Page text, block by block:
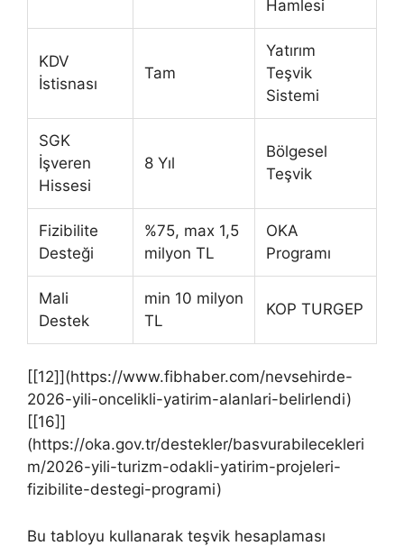
Hamlesi
KDV
İstisnası
Tam
Yatırım
Teşvik
Sistemi
SGK
İşveren
Hissesi
8 Yıl
Bölgesel
Teşvik
Fizibilite
Desteği
%75, max 1,5
milyon TL
OKA
Programı
Mali
Destek
min 10 milyon
TL
KOP TURGEP
[[12]](https://www.fibhaber.com/nevsehirde-
2026-yili-oncelikli-yatirim-alanlari-belirlendi)
[[16]]
(https://oka.gov.tr/destekler/basvurabilecekleri
m/2026-yili-turizm-odakli-yatirim-projeleri-
fizibilite-destegi-programi)
Bu tabloyu kullanarak teşvik hesaplaması